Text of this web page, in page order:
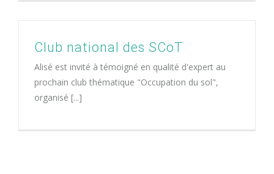
Club national des SCoT
Alisé est invité à témoigné en qualité d'expert au
prochain club thématique "Occupation du sol",
organisé [...]